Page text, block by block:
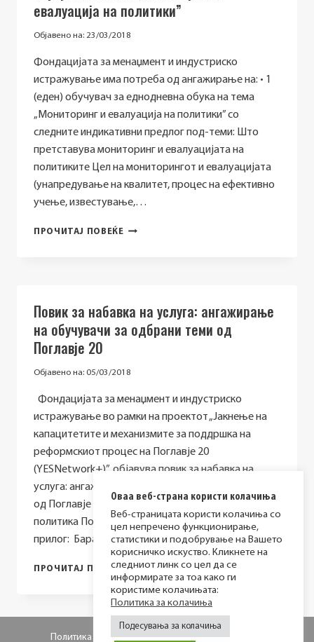
евалуација на политики”
Објавено на: 23/03/2018
Фондацијата за менаџмент и индустриско
истражување има потреба од ангажирање на: • 1
(еден) обучувач за еднодневна обука на тема
„Мониторинг и евалуација на политики” со
следните индикативни предлог под-теми: Што
претставува мониторинг и евалуацијата на
политиките Цел на мониторингот и евалуацијата
(унапредување на квалитет, процес на ефективно
учење, известување,…
ПРОЧИТАЈ ПОВЕЌЕ БАРАЊЕ
НАБАВКА
НА
УСЛУГА
АНГАЖИРАЊЕ
ОБУЧУВАЧ
„МОНИТОРИНГ
И
ЕВАЛУАЦИЈА
ПОЛИТИКИ”
Повик за набавка на услуга: ангажирање
на обучувачи за одбрани теми од
Поглавје 20
Објавено на: 05/03/2018
Фондацијата за менаџмент и индустриско
истражување во рамки на проектот „Јакнење на
капацитетите и механизмите за поддршка на
реформскиот процес на Поглавје 20
(YESNetwork+)”, објавува повик за набавка на
услуга: ангажирање на обучувачи за одбрани теми
од Поглавје 20: Претпријатија и индустриска
политика Повеќе детали во документот во
прилог: Барање…
ПРОЧИТАЈ ПОВЕЌЕПОВИК
ЗА
НАБАВКА
НА
УСЛУГА:
АНГАЖИРАЊЕ
Политика за приватност Политика за колачиња
Оваа веб-страна користи колачиња
Веб-страницата користи колачиња со
цел непречено функционирање,
статистики и подобрување на Вашето
корисничко искуство. Кликнете на
следниот линк со цел да се
информирате за тоа како ги
користиме колачињата:
Политика за колачиња
Подесувања за колачиња